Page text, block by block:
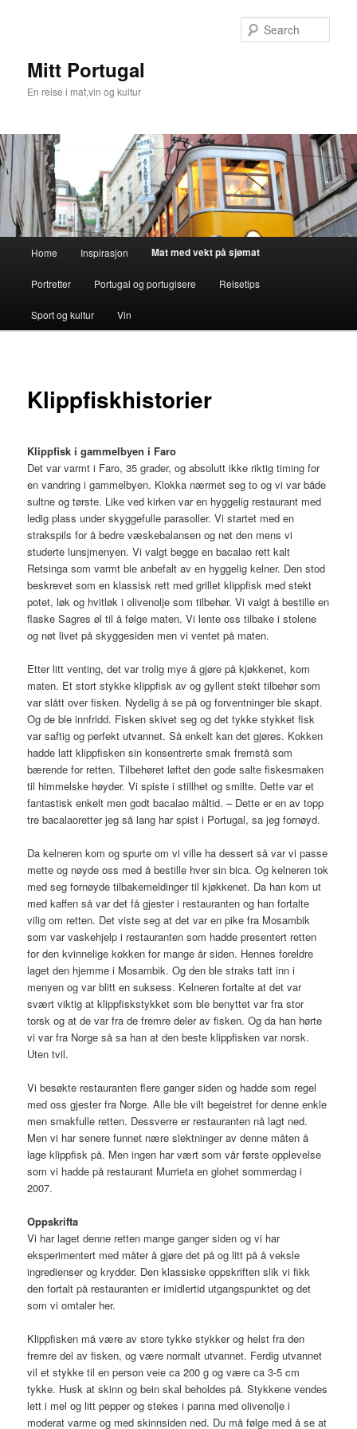
Mitt Portugal
En reise i mat,vin og kultur
Home Inspirasjon Mat med vekt på sjømat
Portretter Portugal og portugisere Reisetips
Sport og kultur Vin
Klippfiskhistorier
Klippfisk i gammelbyen i Faro
Det var varmt i Faro, 35 grader, og absolutt ikke riktig timing for
en vandring i gammelbyen. Klokka nærmet seg to og vi var både
sultne og tørste. Like ved kirken var en hyggelig restaurant med
ledig plass under skyggefulle parasoller. Vi startet med en
strakspils for å bedre væskebalansen og nøt den mens vi
studerte lunsjmenyen. Vi valgt begge en bacalao rett kalt
Retsinga som varmt ble anbefalt av en hyggelig kelner. Den stod
beskrevet som en klassisk rett med grillet klippfisk med stekt
potet, løk og hvitløk i olivenolje som tilbehør. Vi valgt å bestille en
flaske Sagres øl til å følge maten. Vi lente oss tilbake i stolene
og nøt livet på skyggesiden men vi ventet på maten.
Etter litt venting, det var trolig mye å gjøre på kjøkkenet, kom
maten. Et stort stykke klippfisk av og gyllent stekt tilbehør som
var slått over fisken. Nydelig å se på og forventninger ble skapt.
Og de ble innfridd. Fisken skivet seg og det tykke stykket fisk
var saftig og perfekt utvannet. Så enkelt kan det gjøres. Kokken
hadde latt klippfisken sin konsentrerte smak fremstå som
bærende for retten. Tilbehøret løftet den gode salte fiskesmaken
til himmelske høyder. Vi spiste i stillhet og smilte. Dette var et
fantastisk enkelt men godt bacalao måltid. – Dette er en av topp
tre bacalaoretter jeg så lang har spist i Portugal, sa jeg fornøyd.
Da kelneren kom og spurte om vi ville ha dessert så var vi passe
mette og nøyde oss med å bestille hver sin bica. Og kelneren tok
med seg fornøyde tilbakemeldinger til kjøkkenet. Da han kom ut
med kaffen så var det få gjester i restauranten og han fortalte
vilig om retten. Det viste seg at det var en pike fra Mosambik
som var vaskehjelp i restauranten som hadde presentert retten
for den kvinnelige kokken for mange år siden. Hennes foreldre
laget den hjemme i Mosambik. Og den ble straks tatt inn i
menyen og var blitt en suksess. Kelneren fortalte at det var
svært viktig at klippfiskstykket som ble benyttet var fra stor
torsk og at de var fra de fremre deler av fisken. Og da han hørte
vi var fra Norge så sa han at den beste klippfisken var norsk.
Uten tvil.
Vi besøkte restauranten flere ganger siden og hadde som regel
med oss gjester fra Norge. Alle ble vilt begeistret for denne enkle
men smakfulle retten. Dessverre er restauranten nå lagt ned.
Men vi har senere funnet nære slektninger av denne måten å
lage klippfisk på. Men ingen har vært som vår første opplevelse
som vi hadde på restaurant Murrieta en glohet sommerdag i
2007.
Oppskrifta
Vi har laget denne retten mange ganger siden og vi har
eksperimentert med måter å gjøre det på og litt på å veksle
ingredienser og krydder. Den klassiske oppskriften slik vi fikk
den fortalt på restauranten er imidlertid utgangspunktet og det
som vi omtaler her.
Klippfisken må være av store tykke stykker og helst fra den
fremre del av fisken, og være normalt utvannet. Ferdig utvannet
vil et stykke til en person veie ca 200 g og være ca 3-5 cm
tykke. Husk at skinn og bein skal beholdes på. Stykkene vendes
lett i mel og litt pepper og stekes i panna med olivenolje i
moderat varme og med skinnsiden ned. Du må følge med å se at